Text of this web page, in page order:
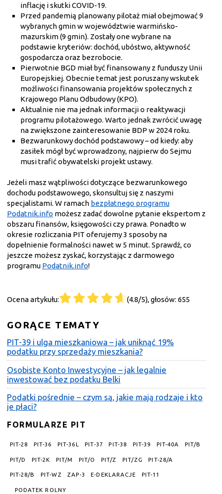
inflację i skutki COVID-19.
Przed pandemią planowany pilotaż miał obejmować 9
wybranych gmin w województwie warmińsko-
mazurskim (9 gmin). Zostały one wybrane na
podstawie kryteriów: dochód, ubóstwo, aktywność
gospodarcza oraz bezrobocie.
Pierwotnie BGD miał być finansowany z funduszy Unii
Europejskiej. Obecnie temat jest poruszany wskutek
możliwości finansowania projektów społecznych z
Krajowego Planu Odbudowy (KPO).
Aktualnie nie ma jednak informacji o reaktywacji
programu pilotażowego. Warto jednak zwrócić uwagę
na zwiększone zainteresowanie BDP w 2024 roku.
Bezwarunkowy dochód podstawowy – od kiedy: aby
zasiłek mógł być wprowadzony, najpierw do Sejmu
musi trafić obywatelski projekt ustawy.
Jeżeli masz wątpliwości dotyczące bezwarunkowego
dochodu podstawowego, skonsultuj się z naszymi
specjalistami. W ramach bezpłatnego programu
Podatnik.info możesz zadać dowolne pytanie ekspertom z
obszaru finansów, księgowości czy prawa. Ponadto w
okresie rozliczania PIT oferujemy 3 sposoby na
dopełnienie formalności nawet w 5 minut. Sprawdź, co
jeszcze możesz zyskać, korzystając z darmowego
programu Podatnik.info!
Ocena artykułu: (4.8/5), głosów: 655
GORĄCE TEMATY
PIT-39 i ulga mieszkaniowa – jak uniknąć 19%
podatku przy sprzedaży mieszkania?
Osobiste Konto Inwestycyjne – jak legalnie
inwestować bez podatku Belki
Podatki pośrednie – czym są, jakie mają rodzaje i kto
je płaci?
FORMULARZE PIT
PIT-28 PIT-36 PIT-36L PIT-37 PIT-38 PIT-39 PIT-40A PIT/B
PIT/D PIT-2K PIT/M PIT/O PIT/Z PIT/ZG PIT-28/A
PIT-28/B PIT-WZ ZAP-3 E-DEKLARACJE PIT-11
PODATEK ROLNY